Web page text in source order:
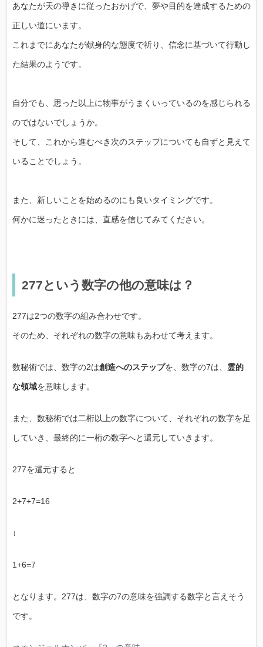
あなたが天の導きに従ったおかげで、夢や目的を達成するための
正しい道にいます。
これまでにあなたが献身的な態度で祈り、信念に基づいて行動し
た結果のようです。
自分でも、思った以上に物事がうまくいっているのを感じられる
のではないでしょうか。
そして、これから進むべき次のステップについても自ずと見えて
いることでしょう。
また、新しいことを始めるのにも良いタイミングです。
何かに迷ったときには、直感を信じてみてください。
277という数字の他の意味は？
277は2つの数字の組み合わせです。
そのため、それぞれの数字の意味もあわせて考えます。
数秘術では、数字の2は創造へのステップを、数字の7は、 霊的
な領域を意味します。
また、数秘術では二桁以上の数字について、それぞれの数字を足
していき、最終的に一桁の数字へと還元していきます。
277を還元すると
2+7+7=16
↓
1+6=7
となります。277は、数字の7の意味を強調する数字と言えそう
です。